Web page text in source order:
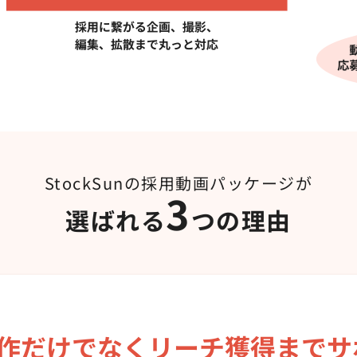
StockSunの採用動画パッケージが
選ばれる3つの理由
だけでなく リーチ獲得まで